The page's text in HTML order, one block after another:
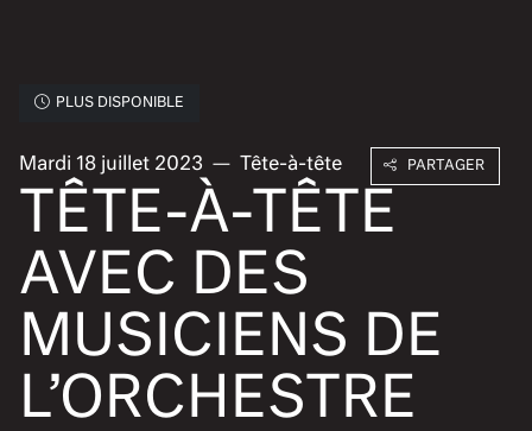
PLUS DISPONIBLE
Mardi 18 juillet 2023 — Tête-à-tête PARTAGER
TÊTE-À-TÊTE
AVEC DES
MUSICIENS DE
L’ORCHESTRE